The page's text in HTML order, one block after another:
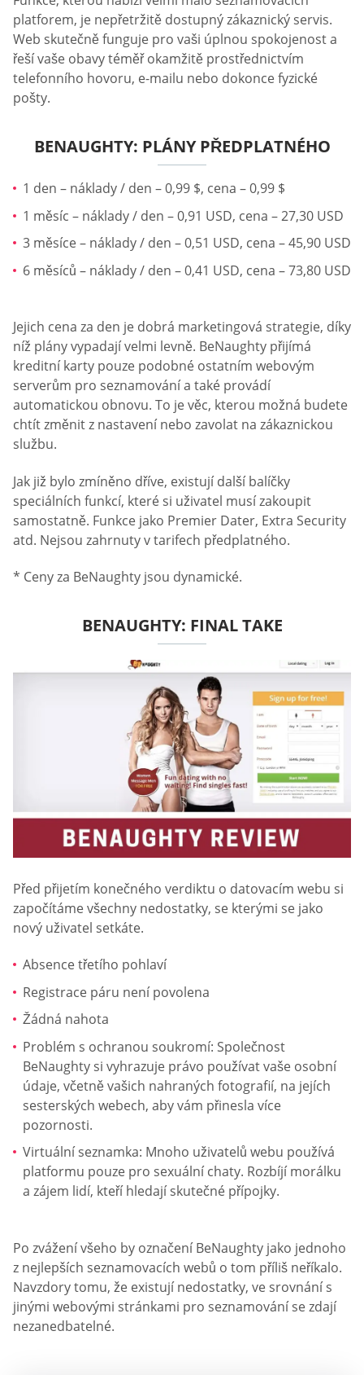
platforem, je nepřetržitě dostupný zákaznický servis.
Web skutečně funguje pro vaši úplnou spokojenost a
řeší vaše obavy téměř okamžitě prostřednictvím
telefonního hovoru, e-mailu nebo dokonce fyzické
pošty.
BENAUGHTY: PLÁNY PŘEDPLATNÉHO
1 den – náklady / den – 0,99 $, cena – 0,99 $
1 měsíc – náklady / den – 0,91 USD, cena – 27,30 USD
3 měsíce – náklady / den – 0,51 USD, cena – 45,90 USD
6 měsíců – náklady / den – 0,41 USD, cena – 73,80 USD
Jejich cena za den je dobrá marketingová strategie, díky
níž plány vypadají velmi levně. BeNaughty přijímá
kreditní karty pouze podobné ostatním webovým
serverům pro seznamování a také provádí
automatickou obnovu. To je věc, kterou možná budete
chtít změnit z nastavení nebo zavolat na zákaznickou
službu.
Jak již bylo zmíněno dříve, existují další balíčky
speciálních funkcí, které si uživatel musí zakoupit
samostatně. Funkce jako Premier Dater, Extra Security
atd. Nejsou zahrnuty v tarifech předplatného.
* Ceny za BeNaughty jsou dynamické.
BENAUGHTY: FINAL TAKE
Před přijetím konečného verdiktu o datovacím webu si
započítáme všechny nedostatky, se kterými se jako
nový uživatel setkáte.
Absence třetího pohlaví
Registrace páru není povolena
Žádná nahota
Problém s ochranou soukromí: Společnost
BeNaughty si vyhrazuje právo používat vaše osobní
údaje, včetně vašich nahraných fotografií, na jejích
sesterských webech, aby vám přinesla více
pozornosti.
Virtuální seznamka: Mnoho uživatelů webu používá
platformu pouze pro sexuální chaty. Rozbíjí morálku
a zájem lidí, kteří hledají skutečné přípojky.
Po zvážení všeho by označení BeNaughty jako jednoho
z nejlepších seznamovacích webů o tom příliš neříkalo.
Navzdory tomu, že existují nedostatky, ve srovnání s
jinými webovými stránkami pro seznamování se zdají
nezanedbatelné.